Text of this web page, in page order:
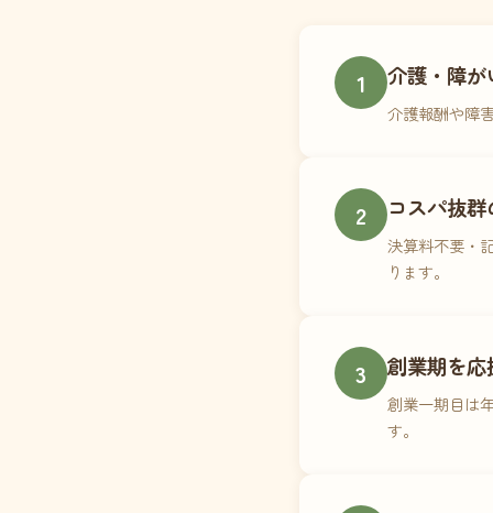
1 介護・障
介護報酬や障
2 コスパ抜
決算料不要・
ります。
3 創業期を応
創業一期目は
す。